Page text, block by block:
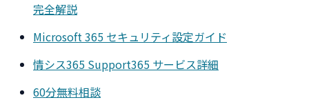
完全解説
Microsoft 365 セキュリティ設定ガイド
情シス365 Support365 サービス詳細
60分無料相談